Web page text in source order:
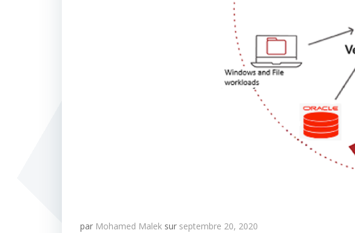
par Mohamed Malek sur septembre 20, 2020